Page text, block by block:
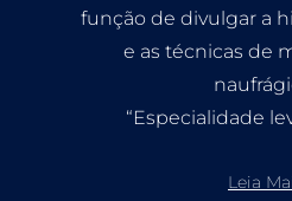
função de divulgar a
e as técnicas de
“Especialidade
Leia